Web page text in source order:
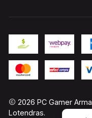
2026 PC Gamer
Lotendras.